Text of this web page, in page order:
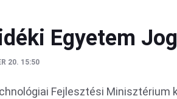
Egyetem
20. 15:50
Fejlesztési Minisztérium